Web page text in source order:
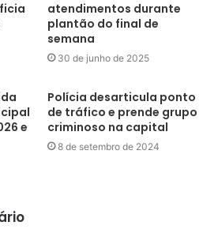
será, com certeza, espelho para
País. O turismo nunca avançou
como na gestão do prefeito Cícero
de R$ 597 mil, a obra prevê a
painéis, revestimento, coberta,
de madeira, esquadrias, pintura,
sanitárias e pluviais, instalações
atendimentos durante
plantão do final de
semana
30 de junho de 2025
e
Polícia desarticula ponto
de tráfico e prende grupo
criminoso na capital
8 de setembro de 2024